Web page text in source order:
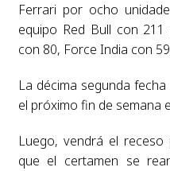
Ferrari por ocho
equipo Red Bull con
con 80, Force India con
La décima segunda
el próximo fin de semana
Luego, vendrá el
que el certamen se